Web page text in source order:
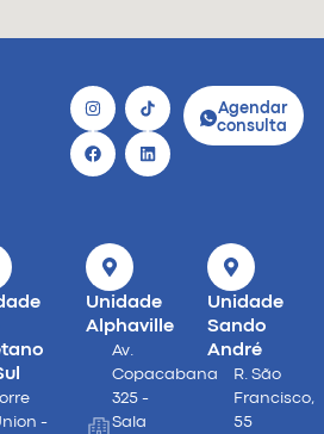
Agendar
consulta
-
Unidade
Alphaville
Av.
Copacabana
325 -
Sala
Unidade
Sando
André
R. São
Francisco,
55